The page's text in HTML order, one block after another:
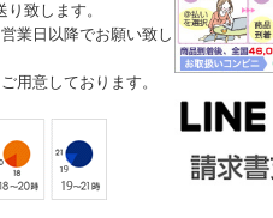
致します。
業日以降でお願い致し
用意しております。